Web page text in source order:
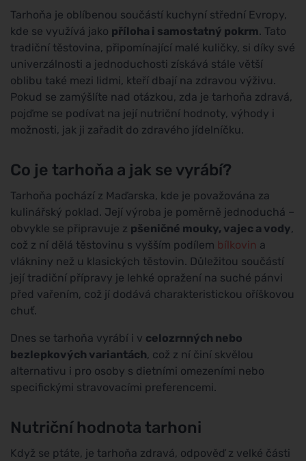
Tarhoňa je oblíbenou součástí kuchyní střední Evropy,
kde se využívá jako příloha i samostatný pokrm. Tato
tradiční těstovina, připomínající malé kuličky, si díky své
univerzálnosti a jednoduchosti získává stále větší
oblibu také mezi lidmi, kteří dbají na zdravou výživu.
Pokud se zamýšlíte nad otázkou, zda je tarhoňa zdravá,
pojďme se podívat na její nutriční hodnoty, výhody i
možnosti, jak ji zařadit do zdravého jídelníčku.
Co je tarhoňa a jak se vyrábí?
Tarhoňa pochází z Maďarska, kde je považována za
kulinářský poklad. Její výroba je poměrně jednoduchá –
obvykle se připravuje z pšeničné mouky, vajec a vody,
což z ní dělá těstovinu s vyšším podílem bílkovin a
vlákniny než u klasických těstovin. Důležitou součástí
její tradiční přípravy je lehké opražení na suché pánvi
před vařením, což jí dodává charakteristickou oříškovou
chuť.
Dnes se tarhoňa vyrábí i v celozrnných nebo
bezlepkových variantách, což z ní činí skvělou
alternativu i pro osoby s dietními omezeními nebo
specifickými stravovacími preferencemi.
Nutriční hodnota tarhoni
Když se ptáte, je tarhoňa zdravá, odpověď z velké části